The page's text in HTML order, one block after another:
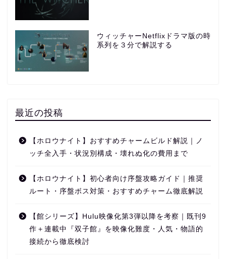
ウィッチャーNetflixドラマ版の時
系列を３分で解説する
最近の投稿
【ホロウナイト】おすすめチャームビルド解説｜ノ
ッチ全入手・状況別構成・壊れぬ化の費用まで
【ホロウナイト】初心者向け序盤攻略ガイド｜推奨
ルート・序盤ボス対策・おすすめチャーム徹底解説
【館シリーズ】Hulu映像化第3弾以降を考察｜既刊9
作＋連載中『双子館』を映像化難度・人気・物語的
接続から徹底検討